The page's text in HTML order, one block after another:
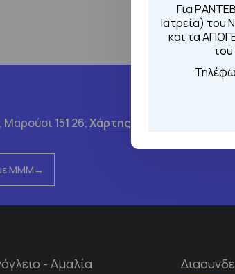
Για
Ιατρεία) του
και τα
Μαρούσι 151 26,Χάρτης Περιοχής
ΜΜΜ
- Αμαλία